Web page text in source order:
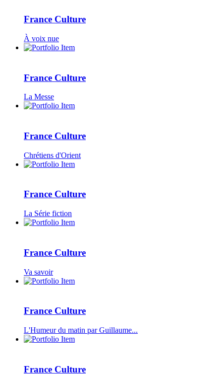
France Culture
À voix nue
France Culture
La Messe
France Culture
Chrétiens d'Orient
France Culture
La Série fiction
France Culture
Va savoir
France Culture
L'Humeur du matin par Guillaume...
France Culture